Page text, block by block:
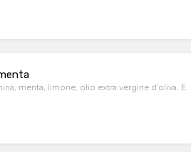
menta, limone, olio extra vergine d'oliva. E